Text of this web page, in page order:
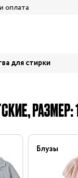
оплата
для стирки
РАЗМЕР:
Блузы